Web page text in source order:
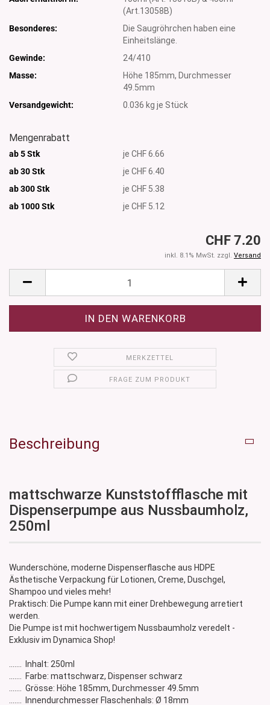
(Art.13058B)
Besonderes:
Die Saugröhrchen haben eine
Einheitslänge.
Gewinde:
24/410
Masse:
Höhe 185mm, Durchmesser
49.5mm
Versandgewicht:
0.036 kg je Stück
Mengenrabatt
ab 5 Stk
je CHF 6.66
ab 30 Stk
je CHF 6.40
ab 300 Stk
je CHF 5.38
ab 1000Stk je CHF 5.12
CHF 7.20
inkl. 8.1% MwSt. zzgl. Versand
MERKZETTEL
FRAGE ZUM PRODUKT
Beschreibung
mattschwarze Kunststoffflasche mit
Dispenserpumpe aus Nussbaumholz,
250ml
Wunderschöne, moderne Dispenserflasche aus HDPE
Ästhetische Verpackung für Lotionen, Creme, Duschgel,
Shampoo und vieles mehr!
Praktisch: Die Pumpe kann mit einer Drehbewegung arretiert
werden.
Die Pumpe ist mit hochwertigem Nussbaumholz veredelt -
Exklusiv im Dynamica Shop!
....... Inhalt: 250ml
....... Farbe: mattschwarz, Dispenser schwarz
....... Grösse: Höhe 185mm, Durchmesser 49.5mm
....... Innendurchmesser Flaschenhals: Ø 18mm